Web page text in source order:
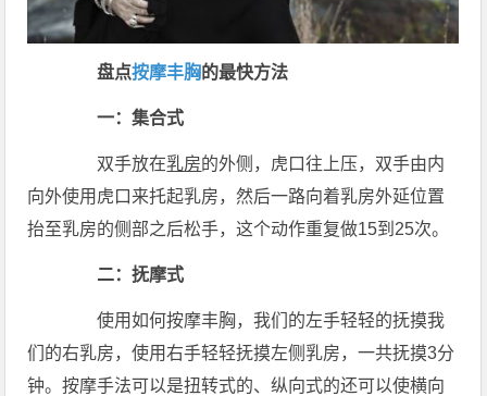
盘点按摩丰胸的最快方法
一：集合式
双手放在乳房的外侧，虎口往上压，双手由内
向外使用虎口来托起乳房，然后一路向着乳房外延位置
抬至乳房的侧部之后松手，这个动作重复做15到25次。
二：抚摩式
使用如何按摩丰胸，我们的左手轻轻的抚摸我
们的右乳房，使用右手轻轻抚摸左侧乳房，一共抚摸3分
钟。按摩手法可以是扭转式的、纵向式的还可以使横向